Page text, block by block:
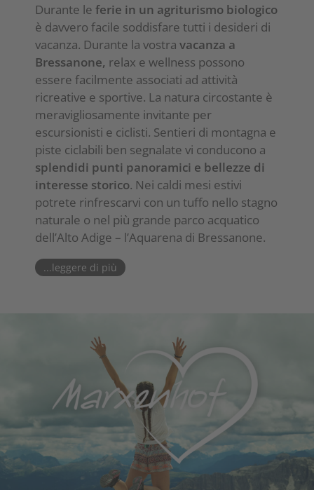
Durante le ferie in un agriturismo biologico
è davvero facile soddisfare tutti i desideri di
vacanza. Durante la vostravacanza a
Bressanone, relax e wellness possono
essere facilmente associati ad attività
ricreative e sportive. La natura circostante è
meravigliosamente invitante per
escursionisti e ciclisti. Sentieri di montagna e
piste ciclabili ben segnalate vi conducono a
splendidi punti panoramici e bellezze di
interesse storico. Nei caldi mesi estivi
potrete rinfrescarvi con un tuffo nello stagno
naturale o nel più grande parco acquatico
dell’Alto Adige – l’Aquarena di Bressanone.
...leggere di più